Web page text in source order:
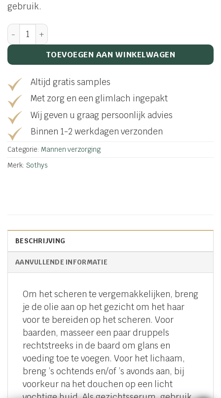
gebruik.
Huile multi-usages douceur - visage – barbe – corps
TOEVOEGEN AAN WINKELWAGEN
Altijd gratis samples
Met zorg en een glimlach ingepakt
Wij geven u graag persoonlijk advies
Binnen 1-2 werkdagen verzonden
Categorie: Mannen verzorging
Merk: Sothys
BESCHRIJVING
AANVULLENDE INFORMATIE
Om het scheren te vergemakkelijken, breng
je de olie aan op het gezicht om het haar
voor te bereiden op het scheren. Voor
baarden, masseer een paar druppels
rechtstreeks in de baard om glans en
voeding toe te voegen. Voor het lichaam,
breng ’s ochtends en/of ’s avonds aan, bij
voorkeur na het douchen op een licht